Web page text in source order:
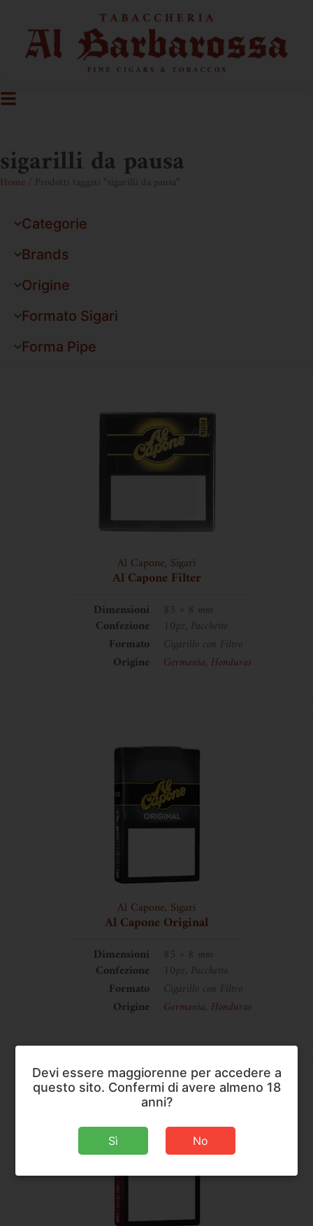
sigarilli da pausa
Home / Prodotti taggati “sigarilli da pausa”
Categorie
Brands
Origine
Formato Sigari
Forma Pipe
Al Capone, Sigari
Al Capone Filter
Dimensioni
85 × 8 mm
Confezione
10pz, Pacchetto
Formato
Cigarillo con Filtro
Origine
Germania, Honduras
Al Capone, Sigari
Al Capone Original
Dimensioni
85 × 8 mm
Confezione
10pz, Pacchetto
Formato
Cigarillo con Filtro
Origine
Germania, Honduras
Devi essere maggiorenne per accedere a
questo sito. Confermi di avere almeno 18
anni?
Sì No